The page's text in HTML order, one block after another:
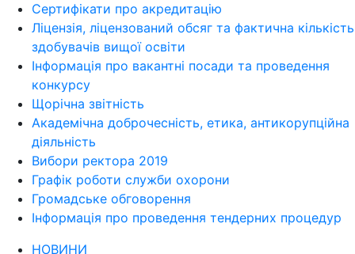
Сертифікати про акредитацію
Ліцензія, ліцензований обсяг та фактична кількість
здобувачів вищої освіти
Інформація про вакантні посади та проведення
конкурсу
Щорічна звітність
Академічна доброчесність, етика, антикорупційна
діяльність
Вибори ректора 2019
Графік роботи служби охорони
Громадське обговорення
Інформація про проведення тендерних процедур
НОВИНИ